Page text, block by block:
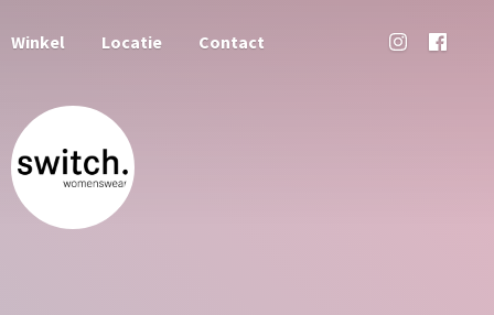
Winkel Locatie Contact